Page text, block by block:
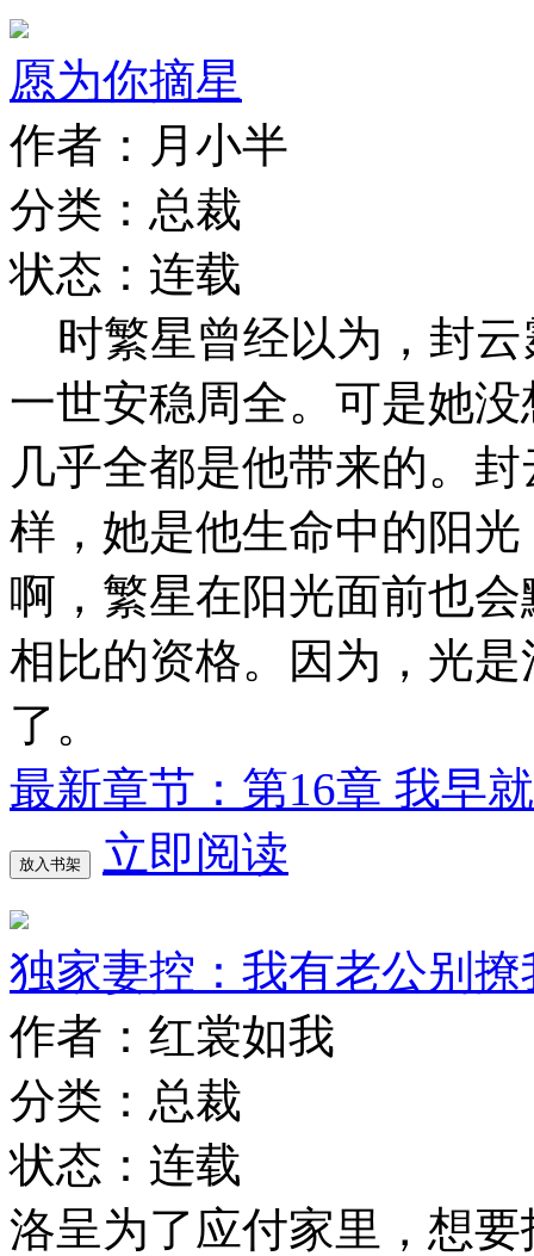
愿为你摘星
作者：月小半
分类：总裁
状态：连载
时繁星曾经以为，封云
一世安稳周全。可是她
几乎全都是他带来的。
样，她是他生命中的阳
啊，繁星在阳光面前也
相比的资格。因为，光
了。
最新章节：第16章 我早
放入书架 立即阅读
独家妻控：我有老公别撩
作者：红裳如我
分类：总裁
状态：连载
洛呈为了应付家里，想